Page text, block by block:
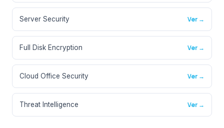
Server Security Ver →
Full Disk Encryption Ver →
Cloud Office Security Ver →
Threat Intelligence Ver →